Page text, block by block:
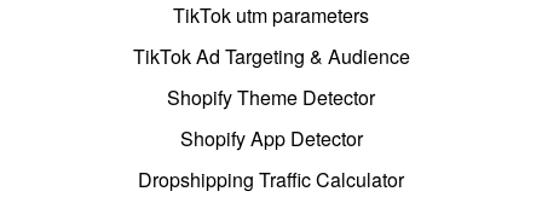
TikTok utm parameters
TikTok Ad Targeting & Audience
Shopify Theme Detector
Shopify App Detector
Dropshipping Traffic Calculator